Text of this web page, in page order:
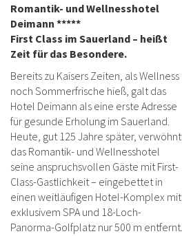
Romantik- und Wellnesshotel
Deimann *****
First Class im Sauerland – heißt
Zeit für das Besondere.
Bereits zu Kaisers Zeiten, als Wellness
noch Sommerfrische hieß, galt das
Hotel Deimann als eine erste Adresse
für gesunde Erholung im Sauerland.
Heute, gut 125 Jahre später, verwöhnt
das Romantik- und Wellnesshotel
seine anspruchsvollen Gäste mit First-
Class-Gastlichkeit – eingebettet in
einen weitläufigen Hotel-Komplex mit
exklusivem SPA und 18-Loch-
Panorma-Golfplatz nur 500 m entfernt.